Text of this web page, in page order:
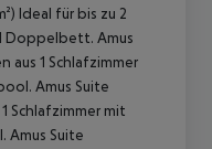
Ideal für bis zu 2
Doppelbett. Amus
aus 1 Schlafzimmer
Amus Suite
Schlafzimmer mit
Amus Suite